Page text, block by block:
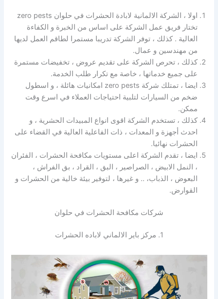
اولا ، الشركة الالمانية لابادة الحشرات في حلوان zero pests
تختار فريق عمل الشركة على اساس من الخبرة و الكفاءة
العالية . كذلك ، توفر الشركة تدريبا مستمرا لطاقم العمل لديها
من مهندسين و عمال.
كذلك ، تحرص الشركة على تقديم عروض ، تخفيضات مستمرة
على جميع خدماتها ، خاصة مع تكرار طلب الخدمة.
ايضا ، تمتلك شركة zero pests امكانيات هائلة ، و اسطول
ضخم من السيارات لتلبية احتياجات العملاء في اسرع وقت
ممكن.
كذلك ، تستخدم الشركة اقوى انواع المبيدات الحشرية ، و
احدث أجهزة و المعدات ، ذات الفاعلية العالية في القضاء على
الحشرات نهائيا.
ايضا ، تقدم الشركة اعلى مستويات مكافحة الحشرات ، الفئران
، النمل الابيض ، الصراصير ، البق ، القراد ، بق الفراش ،
البعوض ، الذباب، .. و غيرها ، لتوفير بيئة خالية من الحشرات و
القوارض.
شركات مكافحة الحشرات في حلوان
1. مركز باير الالماني لاباده الحشرات